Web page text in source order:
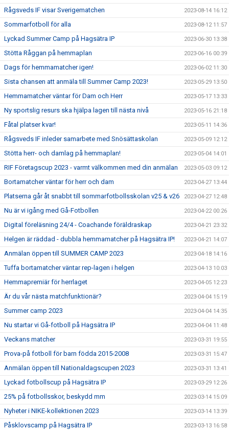
Rågsveds IF visar Sverigematchen 2023-08-14 16:12
Sommarfotboll för alla 2023-08-12 11:57
Lyckad Summer Camp på Hagsätra IP 2023-06-30 13:38
Stötta Råggan på hemmaplan 2023-06-16 00:39
Dags för hemmamatcher igen! 2023-06-02 11:30
Sista chansen att anmäla till Summer Camp 2023! 2023-05-29 13:50
Hemmamatcher väntar för Dam och Herr 2023-05-17 13:33
Ny sportslig resurs ska hjälpa lagen till nästa nivå 2023-05-16 21:18
Fåtal platser kvar! 2023-05-11 14:36
Rågsveds IF inleder samarbete med Snösättaskolan 2023-05-09 12:12
Stötta herr- och damlag på hemmaplan! 2023-05-04 14:01
RIF Företagscup 2023 - varmt välkommen med din anmälan 2023-05-03 09:12
Bortamatcher väntar för herr och dam 2023-04-27 13:44
Platserna går åt snabbt till sommarfotbollsskolan v25 & v26 2023-04-27 12:48
Nu är vi igång med Gå-Fotbollen 2023-04-22 00:26
Digital föreläsning 24/4 - Coachande föräldraskap 2023-04-21 23:32
Helgen är räddad - dubbla hemmamatcher på Hagsätra IP! 2023-04-21 14:07
Anmälan öppen till SUMMER CAMP 2023 2023-04-18 14:16
Tuffa bortamatcher väntar rep-lagen i helgen 2023-04-13 10:03
Hemmapremiär för herrlaget 2023-04-05 12:23
Är du vår nästa matchfunktionär? 2023-04-04 15:19
Summer camp 2023 2023-04-04 14:35
Nu startar vi Gå-fotboll på Hagsätra IP 2023-04-04 11:48
Veckans matcher 2023-03-31 19:55
Prova-på fotboll för barn födda 2015-2008 2023-03-31 15:47
Anmälan öppen till Nationaldagscupen 2023 2023-03-31 13:41
Lyckad fotbollscup på Hagsätra IP 2023-03-29 12:26
25% på fotbollsskor, beskydd mm 2023-03-14 15:09
Nyheter i NIKE-kollektionen 2023 2023-03-14 13:39
Påsklovscamp på Hagsätra IP 2023-03-13 16:58